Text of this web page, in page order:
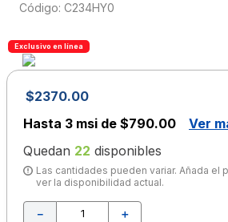
: C234HY0
Exclusivo en línea
$2370.00
Hasta 3 msi de $790.00
Ver
Quedan 22 disponibles
Las cantidades pueden variar. Añada el
ver la disponibilidad actual.
＋
－
colores
6.
boligrafo
7.
escritorio
8.
sacapuntas
9 .
escolar
10. lapiz